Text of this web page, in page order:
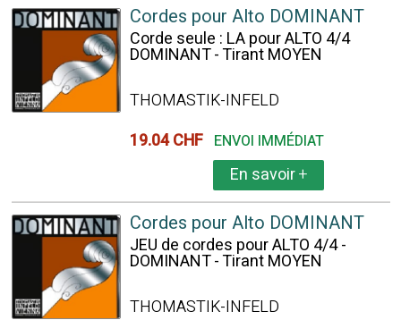
Cordes pour Alto DOMINANT
Corde seule : LA pour ALTO 4/4
DOMINANT - Tirant MOYEN
THOMASTIK-INFELD
19.04 CHF ENVOI IMMÉDIAT
En savoir+
Cordes pour Alto DOMINANT
JEU de cordes pour ALTO 4/4 -
DOMINANT - Tirant MOYEN
THOMASTIK-INFELD